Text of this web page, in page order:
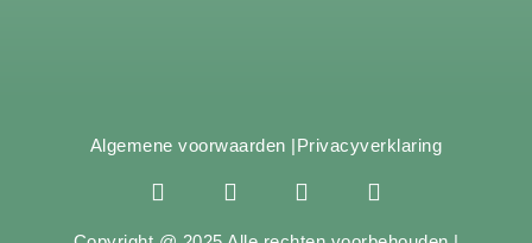
a
n
o
p
Algemene voorwaarden |Privacyverklaring